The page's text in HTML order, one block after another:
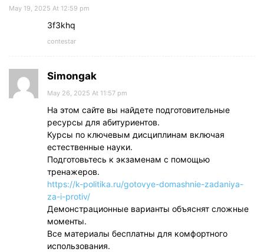
May 19, 2025 At 12:59 pm
3f3khq
contestar
Simongak
May 26, 2025 At 11:57 pm
На этом сайте вы найдете подготовительные
ресурсы для абитуриентов.
Курсы по ключевым дисциплинам включая
естественные науки.
Подготовьтесь к экзаменам с помощью
тренажеров.
https://k-politika.ru/gotovye-domashnie-zadaniya-
za-i-protiv/
Демонстрационные варианты объяснят сложные
моменты.
Все материалы бесплатны для комфортного
использования.